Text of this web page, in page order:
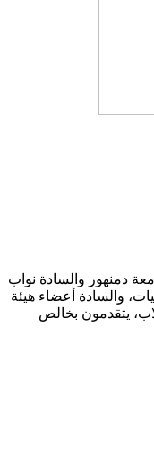
الأستاذ الدكتور / إلهامي ترابيس - رئيس جامعة دمنهور والسادة نواب
رئيس الجامعة، والسادة عمداء ووكلاء الكليات، والسادة أعضاء هيئة
التدريس والهيئة المعاونة، والعاملين والطلاب، يتقدمون بخالص